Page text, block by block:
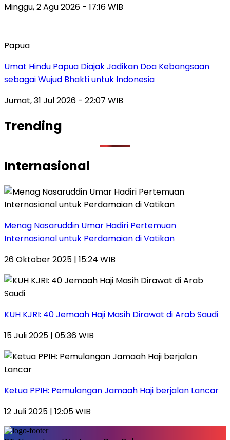
Minggu, 2 Agu 2026 - 17:16 WIB
Papua
Umat Hindu Papua Diajak Jadikan Doa Kebangsaan
sebagai Wujud Bhakti untuk Indonesia
Jumat, 31 Jul 2026 - 22:07 WIB
Trending
Internasional
Menag Nasaruddin Umar Hadiri Pertemuan
Internasional untuk Perdamaian di Vatikan
26 Oktober 2025 | 15:24 WIB
KUH KJRI: 40 Jemaah Haji Masih Dirawat di Arab Saudi
15 Juli 2025 | 05:36 WIB
Ketua PPIH: Pemulangan Jamaah Haji berjalan Lancar
12 Juli 2025 | 12:05 WIB